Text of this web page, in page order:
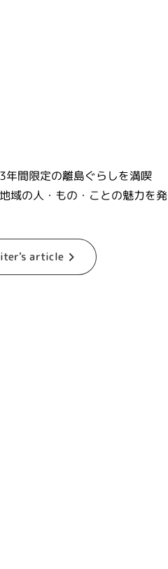
年間限定の離島ぐらしを満喫
域の人・もの・ことの魅力を発
article